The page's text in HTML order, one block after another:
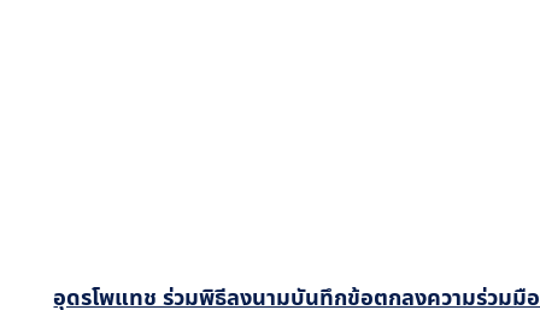
อุดรโพแทช ร่วมพิธีลงนามบันทึกข้อตกลงความร่วมมือ